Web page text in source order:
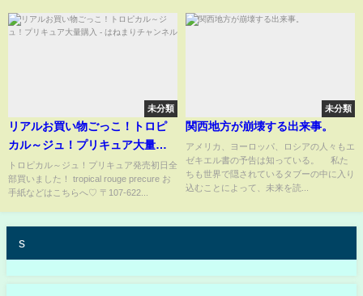
未分類
リアルお買い物ごっこ！トロピ
カル～ジュ！プリキュア大量購
入 - はねまりチャンネル
トロピカル～ジュ！プリキュア発売初日全
部買いました！ tropical rouge precure お
手紙などはこちらへ♡ 〒107-622...
未分類
関西地方が崩壊する出来事。
アメリカ、ヨーロッパ、ロシアの人々もエ
ゼキエル書の予告は知っている。 私た
ちも世界で隠されているタブーの中に入り
込むことによって、未来を読...
s